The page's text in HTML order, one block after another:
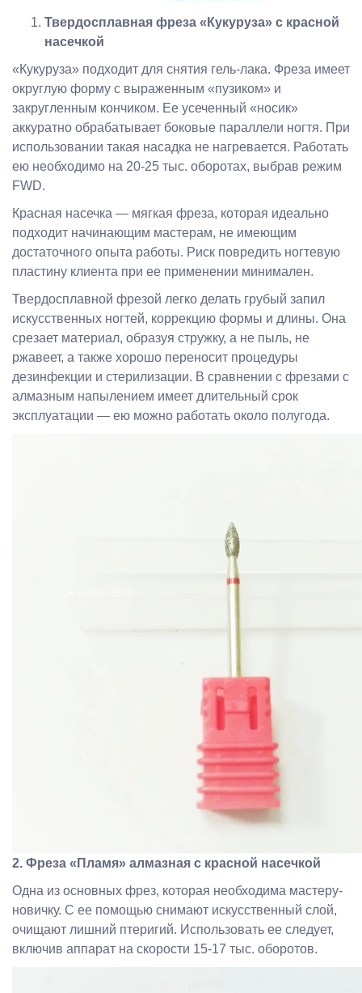
Твердосплавная фреза «Кукуруза» с красной
насечкой
«Кукуруза» подходит для снятия гель-лака. Фреза имеет
округлую форму с выраженным «пузиком» и
закругленным кончиком. Ее усеченный «носик»
аккуратно обрабатывает боковые параллели ногтя. При
использовании такая насадка не нагревается. Работать
ею необходимо на 20-25 тыс. оборотах, выбрав режим
FWD.
Красная насечка — мягкая фреза, которая идеально
подходит начинающим мастерам, не имеющим
достаточного опыта работы. Риск повредить ногтевую
пластину клиента при ее применении минимален.
Твердосплавной фрезой легко делать грубый запил
искусственных ногтей, коррекцию формы и длины. Она
срезает материал, образуя стружку, а не пыль, не
ржавеет, а также хорошо переносит процедуры
дезинфекции и стерилизации. В сравнении с фрезами с
алмазным напылением имеет длительный срок
эксплуатации — ею можно работать около полугода.
2. Фреза «Пламя» алмазная с красной насечкой
Одна из основных фрез, которая необходима мастеру-
новичку. С ее помощью снимают искусственный слой,
очищают лишний птеригий. Использовать ее следует,
включив аппарат на скорости 15-17 тыс. оборотов.